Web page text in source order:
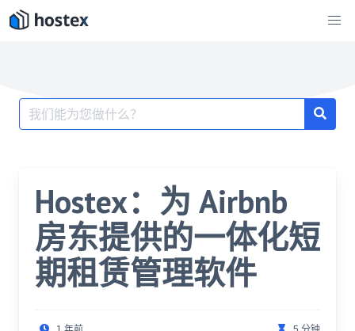
至
搜
索：
Hostex：为 Airbnb
房东提供的一体化短
期租赁管理软件